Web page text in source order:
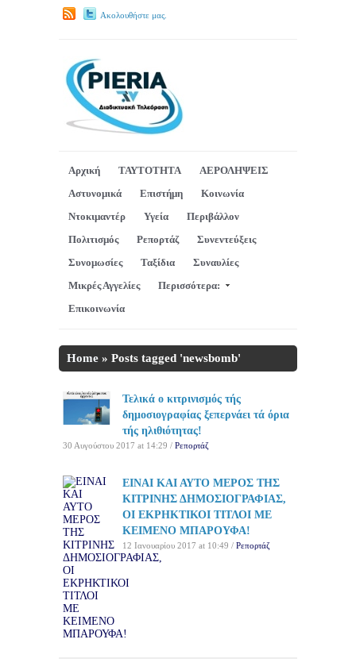
Ακολουθήστε μας.
Αρχική ΤΑΥΤΟΤΗΤΑ
ΑΕΡΟΛΗΨΕΙΣ
Αστυνομικά
Επιστήμη
Κοινωνία
Ντοκιμαντέρ
Υγεία
Περιβάλλον
Πολιτισμός
Ρεπορτάζ
Συνεντεύξεις
Συνομωσίες
Ταξίδια
Συναυλίες
Μικρές Αγγελίες
Περισσότερα:
Επικοινωνία
Home » Posts tagged 'newsbomb'
Τελικά ο κιτρινισμός τής
δημοσιογραφίας ξεπερνάει τά όρια
τής ηλιθιότητας!
30 Αυγούστου 2017 at 14:29 / Ρεπορτάζ
ΕΙΝΑΙ ΚΑΙ ΑΥΤΟ ΜΕΡΟΣ ΤΗΣ
ΚΙΤΡΙΝΗΣ ΔΗΜΟΣΙΟΓΡΑΦΙΑΣ,
ΟΙ ΕΚΡΗΚΤΙΚΟΙ ΤΙΤΛΟΙ ΜΕ
ΚΕΙΜΕΝΟ ΜΠΑΡΟΥΦΑ!
12 Ιανουαρίου 2017 at 10:49 / Ρεπορτάζ